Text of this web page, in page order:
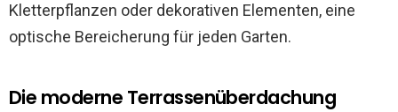
Kletterpflanzen oder dekorativen Elementen, eine
optische Bereicherung für jeden Garten.
Die moderne Terrassenüberdachung